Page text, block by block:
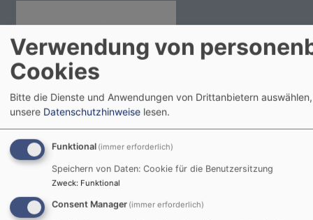
Verwendung von
Cookies
Bitte die Dienste und Anwendungen von Drittanbietern
unsere Datenschutzhinweise lesen.
Funktional (immer erforderlich)
Speichern von Daten: Cookie für die Benutzersitzung
Zweck: Funktional
Consent Manager (immer erforderlich)